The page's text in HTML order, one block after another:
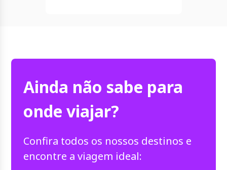
Ainda não sabe para
onde viajar?
Confira todos os nossos destinos e
encontre a viagem ideal: